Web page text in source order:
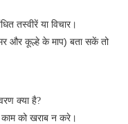
तस्वीरें या विचार।
और कूल्हे के माप) बता सकें तो
क्या है?
काम को खराब न करे।